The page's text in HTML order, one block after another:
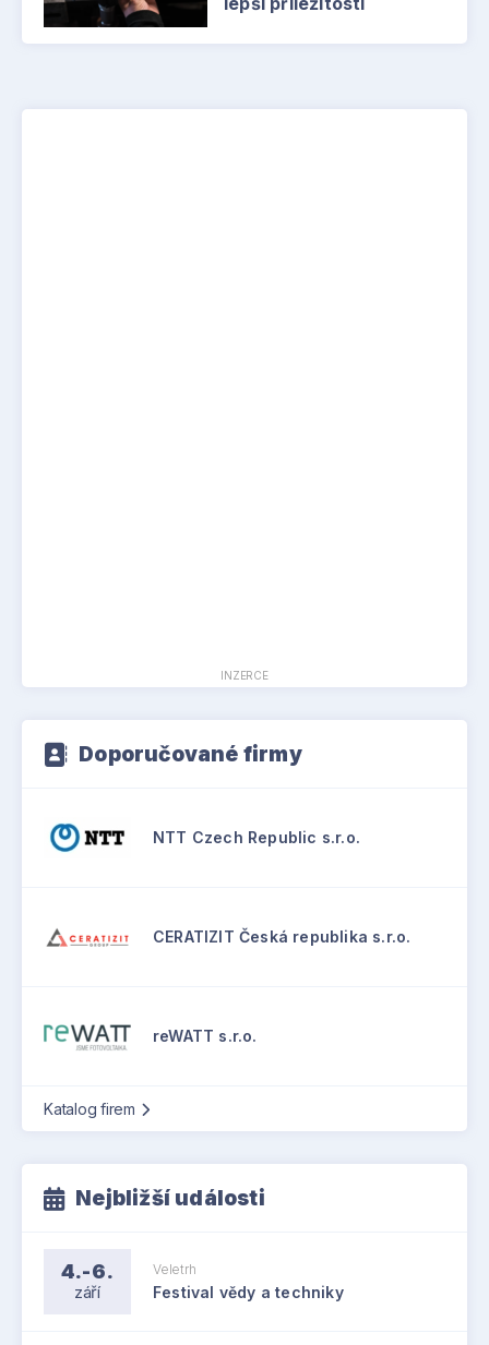
INZERCE
Doporučované firmy
NTT Czech Republic s.r.o.
CERATIZIT Česká republika s.r.o.
reWATT s.r.o.
Katalog firem
Nejbližší události
4.-6.
září
Veletrh
Festival vědy a techniky